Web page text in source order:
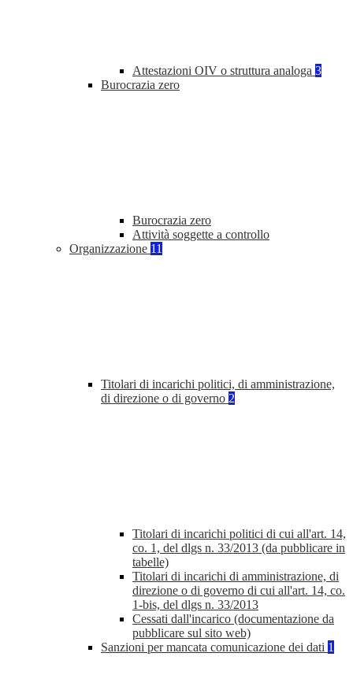
Attestazioni OIV o struttura analoga 3
Burocrazia zero
Burocrazia zero
Attività soggette a controllo
Organizzazione 11
Titolari di incarichi politici, di amministrazione,
di direzione o di governo 2
Titolari di incarichi politici di cui all'art. 14,
co. 1, del dlgs n. 33/2013 (da pubblicare in
tabelle)
Titolari di incarichi di amministrazione, di
direzione o di governo di cui all'art. 14, co.
1-bis, del dlgs n. 33/2013
Cessati dall'incarico (documentazione da
pubblicare sul sito web)
Sanzioni per mancata comunicazione dei dati 1